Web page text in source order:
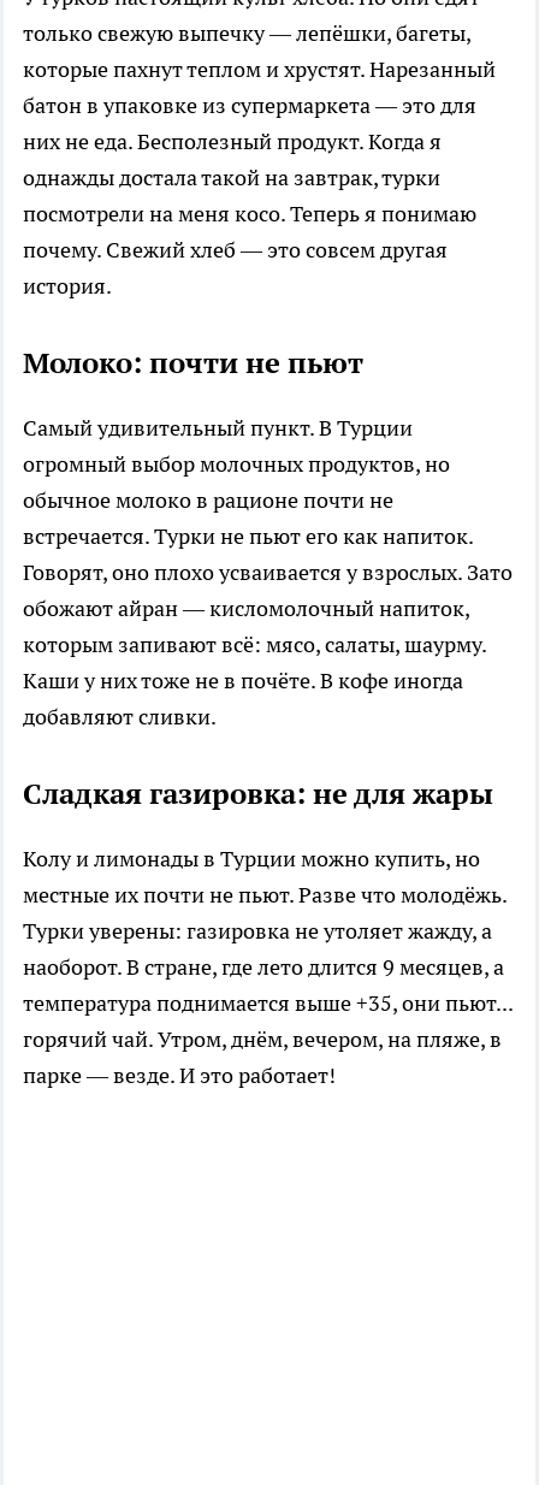
только свежую выпечку — лепёшки, багеты,
которые пахнут теплом и хрустят. Нарезанный
батон в упаковке из супермаркета — это для
них не еда. Бесполезный продукт. Когда я
однажды достала такой на завтрак, турки
посмотрели на меня косо. Теперь я понимаю
почему. Свежий хлеб — это совсем другая
история.
Молоко: почти не пьют
Самый удивительный пункт. В Турции
огромный выбор молочных продуктов, но
обычное молоко в рационе почти не
встречается. Турки не пьют его как напиток.
Говорят, оно плохо усваивается у взрослых. Зато
обожают айран — кисломолочный напиток,
которым запивают всё: мясо, салаты, шаурму.
Каши у них тоже не в почёте. В кофе иногда
добавляют сливки.
Сладкая газировка: не для жары
Колу и лимонады в Турции можно купить, но
местные их почти не пьют. Разве что молодёжь.
Турки уверены: газировка не утоляет жажду, а
наоборот. В стране, где лето длится 9 месяцев, а
температура поднимается выше +35, они пьют...
горячий чай. Утром, днём, вечером, на пляже, в
парке — везде. И это работает!